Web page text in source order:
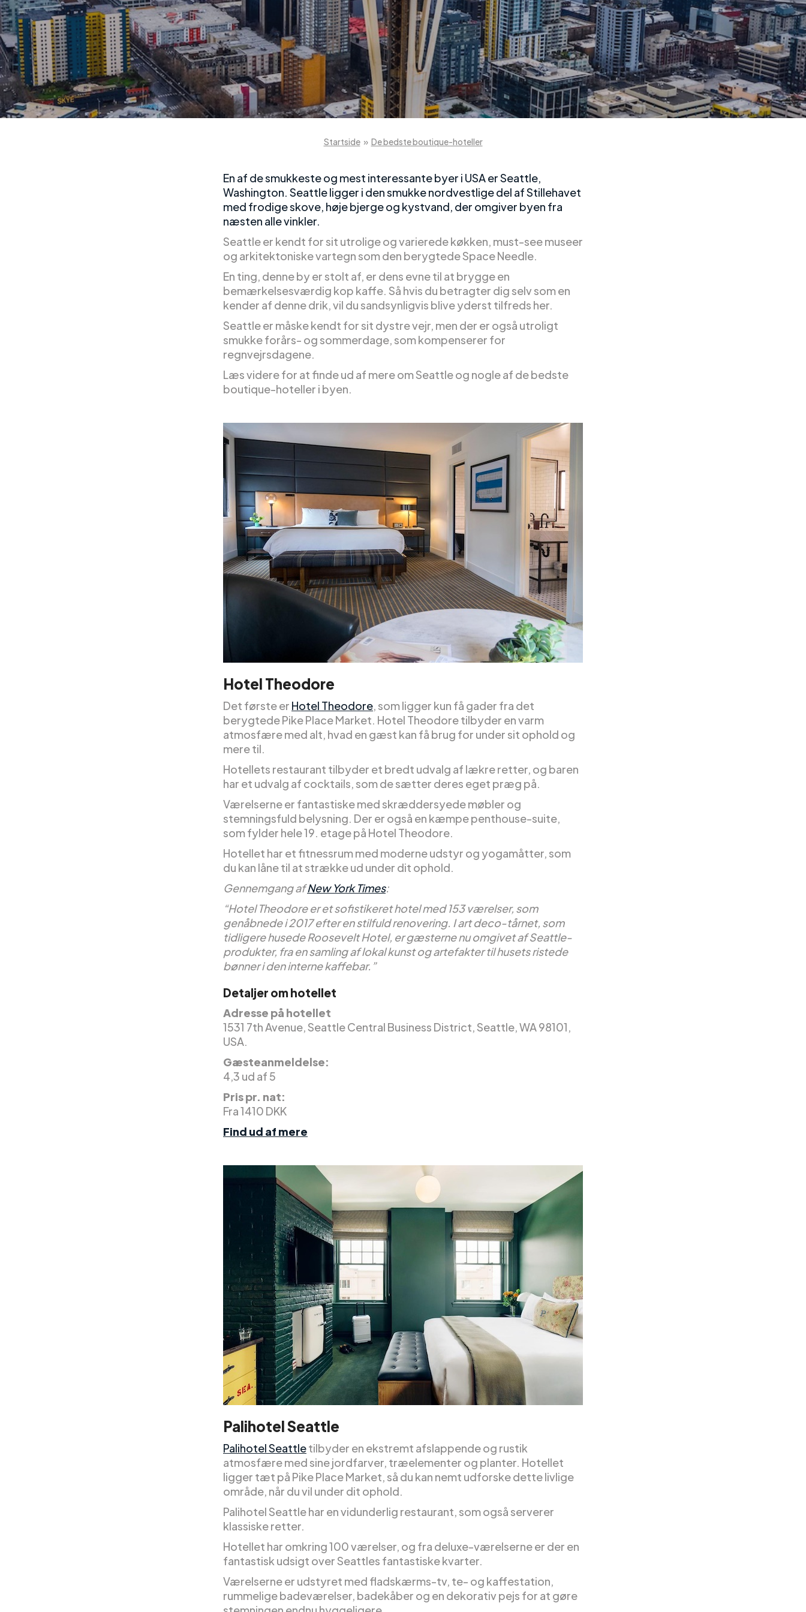
Startside » De bedste boutique-hoteller
En af de smukkeste og mest interessante byer i USA er Seattle,
Washington. Seattle ligger i den smukke nordvestlige del af Stillehavet
med frodige skove, høje bjerge og kystvand, der omgiver byen fra
næsten alle vinkler.
Seattle er kendt for sit utrolige og varierede køkken, must-see museer
og arkitektoniske vartegn som den berygtede Space Needle.
En ting, denne by er stolt af, er dens evne til at brygge en
bemærkelsesværdig kop kaffe. Så hvis du betragter dig selv som en
kender af denne drik, vil du sandsynligvis blive yderst tilfreds her.
Seattle er måske kendt for sit dystre vejr, men der er også utroligt
smukke forårs- og sommerdage, som kompenserer for
regnvejrsdagene.
Læs videre for at finde ud af mere om Seattle og nogle af de bedste
boutique-hoteller i byen.
Hotel Theodore
Det første er Hotel Theodore, som ligger kun få gader fra det
berygtede Pike Place Market. Hotel Theodore tilbyder en varm
atmosfære med alt, hvad en gæst kan få brug for under sit ophold og
mere til.
Hotellets restaurant tilbyder et bredt udvalg af lækre retter, og baren
har et udvalg af cocktails, som de sætter deres eget præg på.
Værelserne er fantastiske med skræddersyede møbler og
stemningsfuld belysning. Der er også en kæmpe penthouse-suite,
som fylder hele 19. etage på Hotel Theodore.
Hotellet har et fitnessrum med moderne udstyr og yogamåtter, som
du kan låne til at strække ud under dit ophold.
Gennemgang afNew York Times:
“Hotel Theodore er et sofistikeret hotel med 153 værelser, som
genåbnede i 2017 efter en stilfuld renovering. I art deco-tårnet, som
tidligere husede Roosevelt Hotel, er gæsterne nu omgivet af Seattle-
produkter, fra en samling af lokal kunst og artefakter til husets ristede
bønner i den interne kaffebar.”
Detaljer om hotellet
Adresse på hotellet
1531 7th Avenue, Seattle Central Business District, Seattle, WA 98101,
USA.
Gæsteanmeldelse:
4,3 ud af 5
Pris pr. nat:
Fra 1410 DKK
Find ud af mere
Palihotel Seattle
Palihotel Seattletilbyder en ekstremt afslappende og rustik
atmosfære med sine jordfarver, træelementer og planter. Hotellet
ligger tæt på Pike Place Market, så du kan nemt udforske dette livlige
område, når du vil under dit ophold.
Palihotel Seattle har en vidunderlig restaurant, som også serverer
klassiske retter.
Hotellet har omkring 100 værelser, og fra deluxe-værelserne er der en
fantastisk udsigt over Seattles fantastiske kvarter.
Værelserne er udstyret med fladskærms-tv, te- og kaffestation,
rummelige badeværelser, badekåber og en dekorativ pejs for at gøre